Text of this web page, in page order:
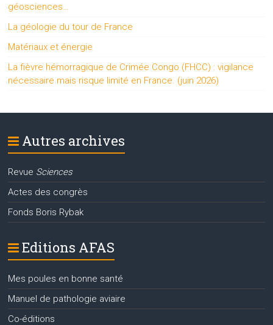
géosciences…
La géologie du tour de France
Matériaux et énergie
La fièvre hémorragique de Crimée Congo (FHCC) : vigilance
nécessaire mais risque limité en France. (juin 2026)
Autres archives
Revue Sciences
Actes des congrès
Fonds Boris Rybak
Editions AFAS
Mes poules en bonne santé
Manuel de pathologie aviaire
Co-éditions